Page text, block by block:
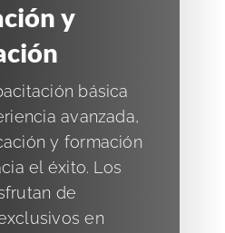
y
básica
avanzada,
y formación
el éxito. Los
de
en